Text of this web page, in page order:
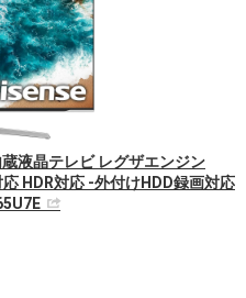
液晶テレビ レグザエンジン
HDR対応 -外付けHDD録画対応